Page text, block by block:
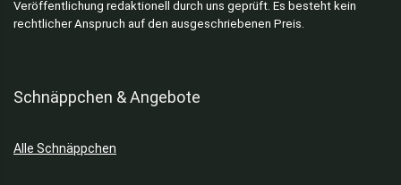
Veröffentlichung redaktionell durch uns geprüft. Es besteht kein
rechtlicher Anspruch auf den ausgeschriebenen Preis.
Schnäppchen & Angebote
Alle Schnäppchen